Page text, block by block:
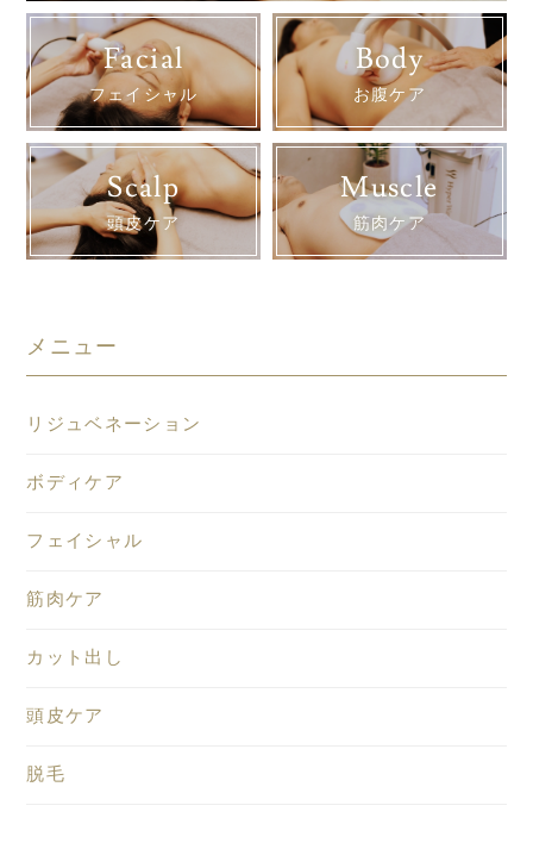
Facial
フェイシャル
Body
お腹ケア
Scalp
頭皮ケア
Muscle
筋肉ケア
メニュー
リジュベネーション
ボディケア
フェイシャル
筋肉ケア
カット出し
頭皮ケア
脱毛